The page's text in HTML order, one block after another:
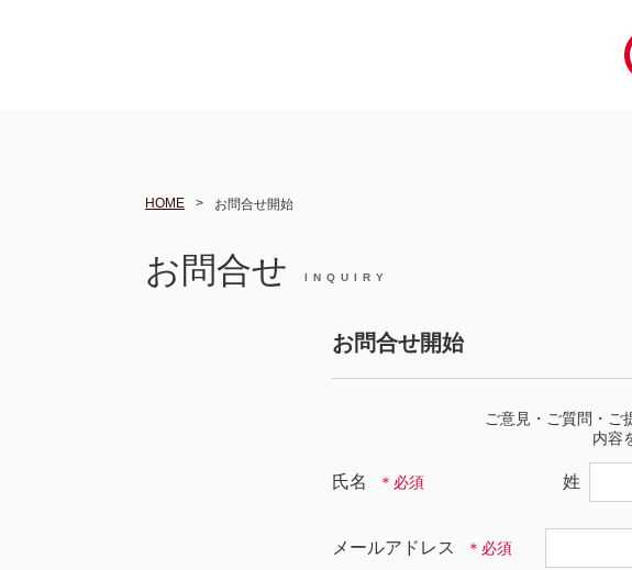
HOME お問合せ開始
INQUIRY
お問合せ
お問合せ開始
ご意見・ご質問・ご
内容
氏名 姓
メールアドレス